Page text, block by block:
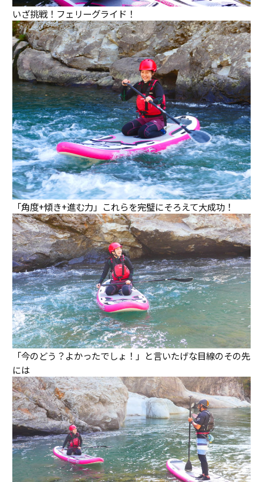
いざ挑戦！フェリーグライド！
「角度+傾き+進む力」これらを完璧にそろえて大成功！
「今のどう？よかったでしょ！」と言いたげな目線のその先
には